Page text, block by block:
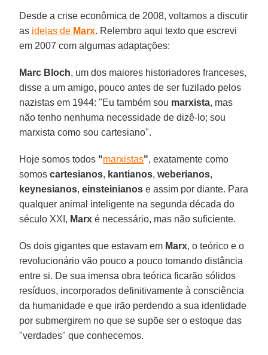
Desde a crise econômica de 2008, voltamos a discutir
as ideias de Marx. Relembro aqui texto que escrevi
em 2007 com algumas adaptações:
Marc Bloch, um dos maiores historiadores franceses,
disse a um amigo, pouco antes de ser fuzilado pelos
nazistas em 1944: "Eu também sou marxista, mas
não tenho nenhuma necessidade de dizê-lo; sou
marxista como sou cartesiano".
Hoje somos todos "marxistas", exatamente como
somoscartesianos, kantianos,weberianos,
keynesianos,einsteinianos e assim por diante. Para
qualquer animal inteligente na segunda década do
século XXI, Marx é necessário, mas não suficiente.
Os dois gigantes que estavam em Marx, o teórico e o
revolucionário vão pouco a pouco tomando distância
entre si. De sua imensa obra teórica ficarão sólidos
resíduos, incorporados definitivamente à consciência
da humanidade e que irão perdendo a sua identidade
por submergirem no que se supõe ser o estoque das
"verdades" que conhecemos.